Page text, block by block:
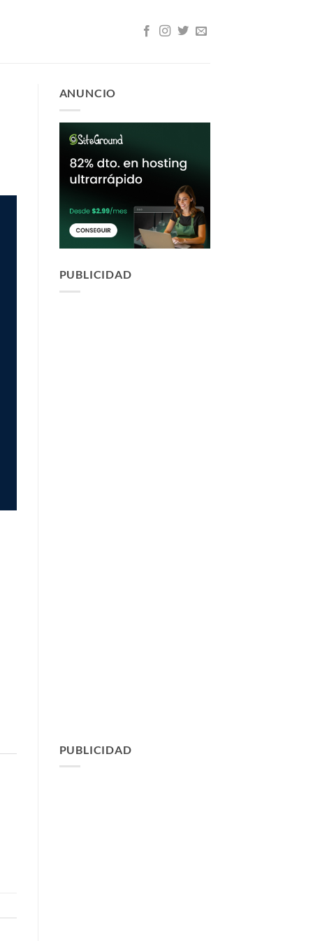
ANUNCIO
PUBLICIDAD
PUBLICIDAD